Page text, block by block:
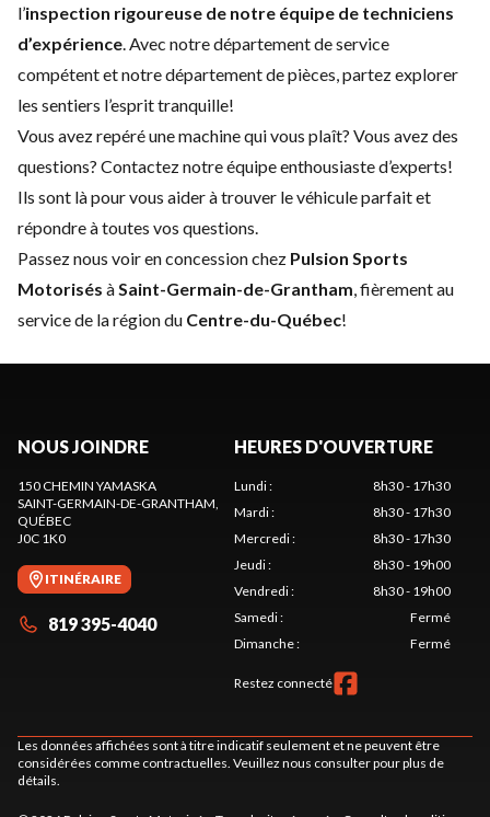
l’inspection rigoureuse de notre équipe de techniciens
d’expérience . Avec notredépartement de service
compétent et notredépartement de pièces , partez explorer
les sentiers l’esprit tranquille!
Vous avez repéré une machine qui vous plaît? Vous avez des
questions? Contactez notre équipe enthousiaste d’experts!
Ils sont là pour vous aider à trouver le véhicule parfait et
répondre à toutes vos questions.
Passez nous voir en concession chez Pulsion Sports
Motorisés à Saint-Germain-de-Grantham , fièrement au
service de la région du Centre-du-Québec!
NOUS JOINDRE
150 CHEMIN YAMASKA
SAINT-GERMAIN-DE-GRANTHAM
QUÉBEC
J0C 1K0
ITINÉRAIRE
819 395-4040
HEURES D'OUVERTURE
Lundi:
8h30 - 17h30
Mardi:
8h30 - 17h30
Mercredi:
8h30 - 17h30
Jeudi:
8h30 - 19h00
Vendredi:
8h30 - 19h00
Samedi:
Fermé
Dimanche: Fermé
Restez connecté
Les données affichées sont à titre indicatif seulement et ne peuvent être
considérées comme contractuelles. Veuillez nous consulter pour plus de
détails.